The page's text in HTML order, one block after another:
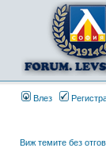
Влез
Виж темите без